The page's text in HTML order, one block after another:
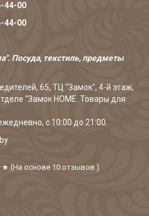
44-00
44-00
Посуда, текстиль, предметы
65, ТЦ "Замок", 4-й этаж,
"Замок HOME. Товары для
с 10:00 до 21:00.
(На основе 10 отзывов )